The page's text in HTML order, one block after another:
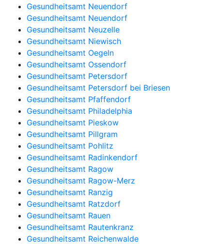
Gesundheitsamt Neuendorf
Gesundheitsamt Neuendorf
Gesundheitsamt Neuzelle
Gesundheitsamt Niewisch
Gesundheitsamt Oegeln
Gesundheitsamt Ossendorf
Gesundheitsamt Petersdorf
Gesundheitsamt Petersdorf bei Briesen
Gesundheitsamt Pfaffendorf
Gesundheitsamt Philadelphia
Gesundheitsamt Pieskow
Gesundheitsamt Pillgram
Gesundheitsamt Pohlitz
Gesundheitsamt Radinkendorf
Gesundheitsamt Ragow
Gesundheitsamt Ragow-Merz
Gesundheitsamt Ranzig
Gesundheitsamt Ratzdorf
Gesundheitsamt Rauen
Gesundheitsamt Rautenkranz
Gesundheitsamt Reichenwalde